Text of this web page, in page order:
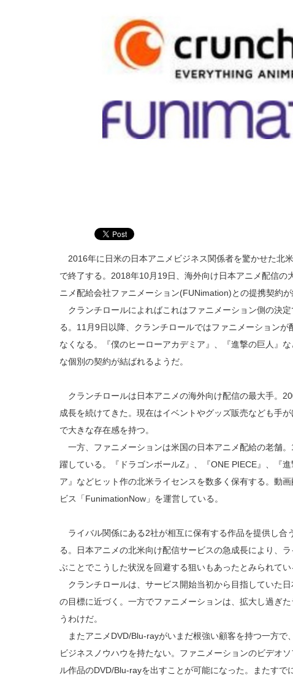
2016年に日米の日本アニメビジネス関係者を驚かせた北
で終了する。2018年10月19日、海外向け日本アニメ配信の
ニメ配給会社ファニメーション(FUNimation)との提携契約が
クランチロールによればこれはファニメーション側の決
る。11月9日以降、クランチロールではファニメーション
なくなる。『僕のヒーローアカデミア』、『進撃の巨人』
な個別の契約が結ばれるようだ。
クランチロールは日本アニメの海外向け配信の最大手。
成長を続けてきた。現在はイベントやグッズ販売なども手
で大きな存在感を持つ。
一方、ファニメーションは米国の日本アニメ配給の老舗
躍している。『ドラゴンボールZ』、『ONE PIECE』、『
ア』などヒット作の北米ライセンスを数多く保有する。動
ビス「FunimationNow」を運営している。
ライバル関係にある2社が相互に保有する作品を提供し合
る。日本アニメの北米向け配信サービスの急成長により、
ぶことでこうした状況を回避する狙いもあったとみられてい
クランチロールは、サービス開始当初から目指していた
の目標に近づく。一方でファニメーションは、拡大し過ぎ
うわけだ。
またアニメDVD/Blu‐rayがいまだ根強い顧客を持つ一方で
ビジネスノウハウを持たない。ファニメーションのビデオ
ル作品のDVD/Blu‐rayを出すことが可能になった。またす